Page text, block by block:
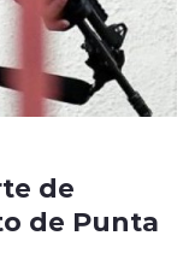
de
de Punta